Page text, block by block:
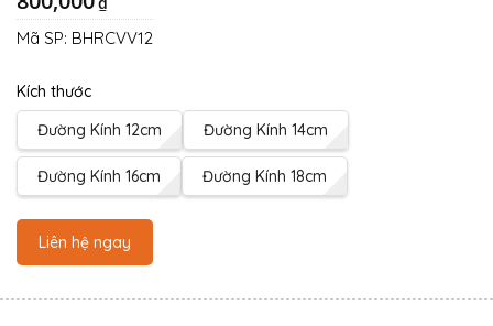
Kích thước
Đường Kính 12cm
Đường Kính 14cm
Đường Kính 16cm Đường Kính 18cm
Liên hệ ngay
Mã SP: BHRCVV12